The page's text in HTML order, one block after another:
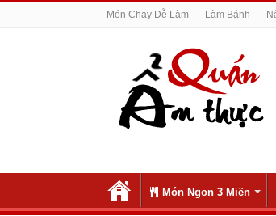
Món Chay Dễ Làm Làm Bánh
Món Ngon 3 Miền